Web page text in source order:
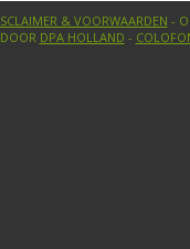
& VOORWAARDEN -
DOOR DPA HOLLAND -